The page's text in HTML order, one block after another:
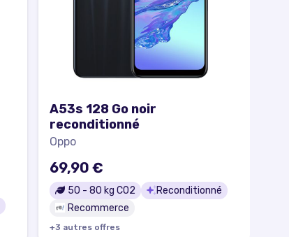
A53s 128 Go noir
reconditionné
Oppo
69,90 €
50 -80 kg CO2
Reconditionné
Recommerce
+3 autres offres